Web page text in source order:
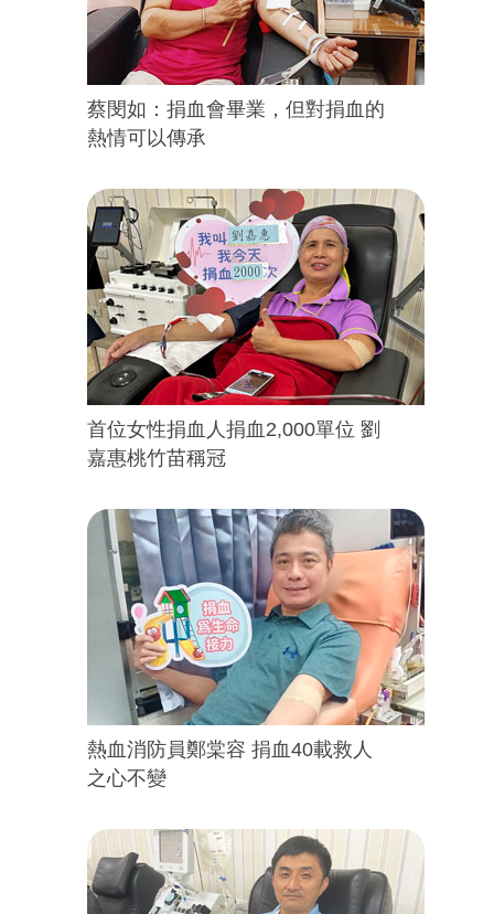
蔡閔如：捐血會畢業，但對捐血的
熱情可以傳承
首位女性捐血人捐血2,000單位 劉
嘉惠桃竹苗稱冠
熱血消防員鄭棠容 捐血40載救人
之心不變